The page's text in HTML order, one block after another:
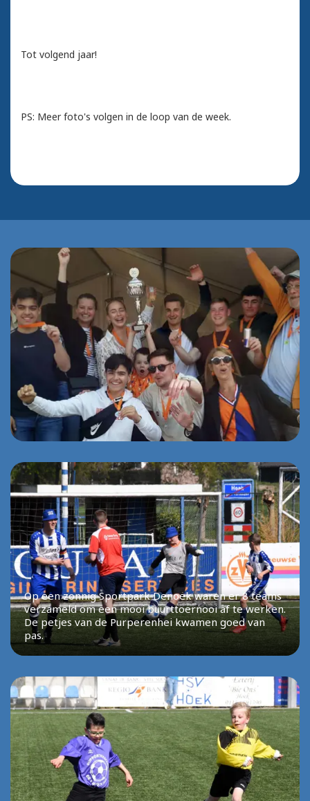
Tot volgend jaar!
PS: Meer foto's volgen in de loop van de week.
Op een zonnig Sportpark Denoek waren er 8 teams
verzameld om een mooi buurttoernooi af te werken.
De petjes van de Purperenhei kwamen goed van
pas.